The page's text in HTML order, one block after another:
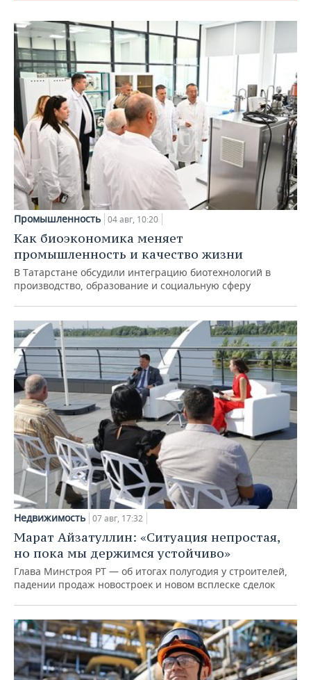
Промышленность 04 авг, 10:20
Как биоэкономика меняет
промышленность и качество жизни
В Татарстане обсудили интеграцию биотехнологий в
производство, образование и социальную сферу
Недвижимость 07 авг, 17:32
Марат Айзатуллин: «Ситуация непростая,
но пока мы держимся устойчиво»
Глава Минстроя РТ — об итогах полугодия у строителей,
падении продаж новостроек и новом всплеске сделок